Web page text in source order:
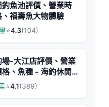
魚池評價、營業時
、福壽魚大物體驗
⭐4.3(104)
場-大江店評價、營業
格、魚種 - 海釣休閒
⭐4.1(389)